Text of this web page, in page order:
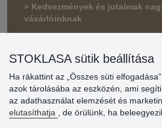
» Kedvezmények és jutalmak
vásárlóinknak
Vásárlók
értékelése
Excellent service
STOKLASA sütik beállítása
Ha rákattint az „Összes süti
azok tárolásába az eszközén, ami
az adathasználat elemzését és
elutasíthatja
, de örülünk, ha